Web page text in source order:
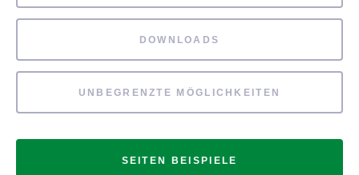
DOWNLOADS
UNBEGRENZTE MÖGLICHKEITEN
SEITEN BEISPIELE